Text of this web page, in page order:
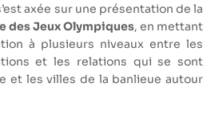
axée sur une présentation de la
des Jeux Olympiques, en mettant
à plusieurs niveaux entre les
et les relations qui se sont
et les villes de la banlieue autour